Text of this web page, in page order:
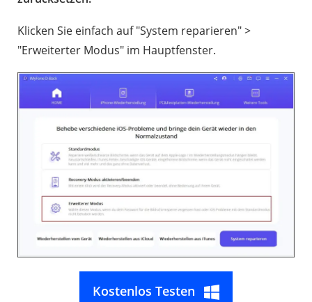
Klicken Sie einfach auf "System reparieren" >
"Erweiterter Modus" im Hauptfenster.
Kostenlos Testen